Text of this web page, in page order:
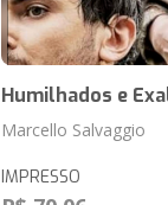
Humilhados e
Marcello Salvaggio
IMPRESSO